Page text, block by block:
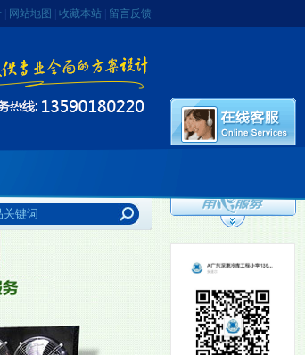
网站地图 收藏本站 留言反馈